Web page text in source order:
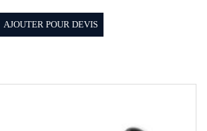
AJOUTER POUR DEVIS